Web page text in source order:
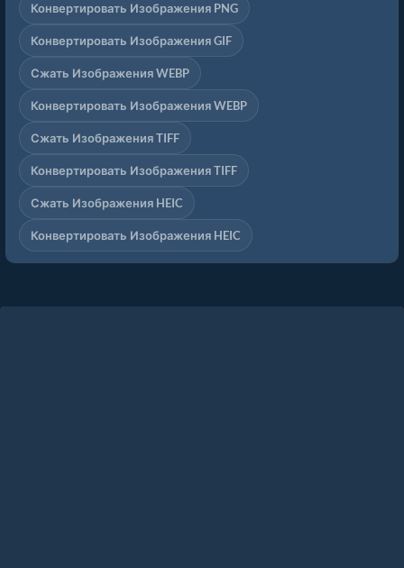
Конвертировать Изображения PNG
Конвертировать Изображения GIF
Сжать Изображения WEBP
Конвертировать Изображения WEBP
Сжать Изображения TIFF
Конвертировать Изображения TIFF
Сжать Изображения HEIC
Конвертировать Изображения HEIC